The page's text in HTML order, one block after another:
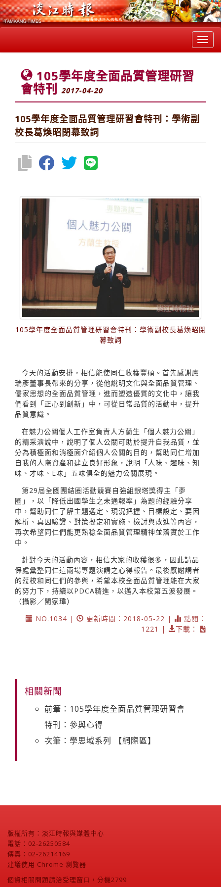
105學年度全面品質管理研習
會特刊 2017-04-20
105學年度全面品質管理研習會特刊：學術副
校長葛煥昭閉幕致詞
105學年度全面品質管理研習會特刊：學術副校長葛煥昭閉
幕致詞
今天的活動安排，相信能使同仁收穫豐碩。首先感謝盧
瑞彥董事長帶來的分享，從他說明文化與全面品質管理、
儒家思想的全面品質管理，進而塑造優質的文化中，讓我
們看到「正心到創新」中，可從日常品質的活動中，提升
品質意識。
在魅力公關個人工作室負責人方蘭生「個人魅力公關」
的精采演說中，說明了個人公關可助於提升自我品質，並
分為積極面和消極面介紹個人公關的目的，幫助同仁增加
自我的人際資產和建立良好形象，說明「人味、趣味、知
味、才味、E味」五味俱全的魅力公關展現。
第29屆全國團結圈活動競賽自強組銀塔獎得主「夢
圈」，以「降低出國學生之未通報率」為題的經驗分享
中，幫助同仁了解主題選定、現況把握、目標設定、要因
解析、真因驗證、對策擬定和實施、檢討與改進等內容，
再次希望同仁們能更熟稔全面品質管理精神並落實於工作
中。
針對今天的活動內容，相信大家的收穫很多，因此請品
保處彙整同仁這兩場專題演講之心得報告。最後感謝講者
的蒞校和同仁們的參與，希望本校全面品質管理能在大家
的努力下，持續以PDCA精進，以邁入本校第五波發展。
（攝影／閩家瑋）
NO.1034 |
更新時間：2018-05-22 |
點閱：
1221 |
下載：
相關新聞
前筆：105學年度全面品質管理研習會
特刊：參與心得
次筆：學思域系列 【網際區】
版權所有：淡江時報與媒體中心
電話：02-26250584
傳真：02-26214169
建議使用 Chrome 瀏覽器
個資相關問題請洽受理窗口，分機2799